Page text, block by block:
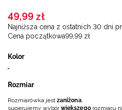
49,99 zł
Najniższa cena z ostatnich 30 dni
Cena początkowa99,99 zł
Kolor
Rozmiar
Rozmiarówka jestzaniżona,
sugerujemy wybórwiększegorozmiaru